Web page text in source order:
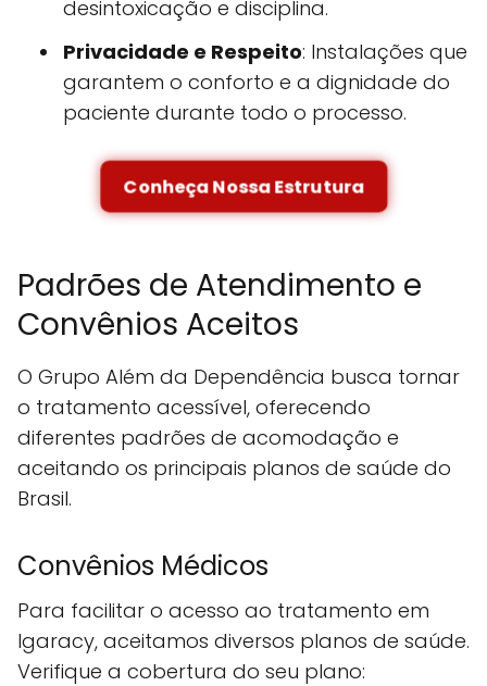
desintoxicação e disciplina.
Privacidade e Respeito: Instalações que
garantem o conforto e a dignidade do
paciente durante todo o processo.
Conheça Nossa Estrutura
Padrões de Atendimento e
Convênios Aceitos
O Grupo Além da Dependência busca tornar
o tratamento acessível, oferecendo
diferentes padrões de acomodação e
aceitando os principais planos de saúde do
Brasil.
Convênios Médicos
Para facilitar o acesso ao tratamento em
Igaracy, aceitamos diversos planos de saúde.
Verifique a cobertura do seu plano: